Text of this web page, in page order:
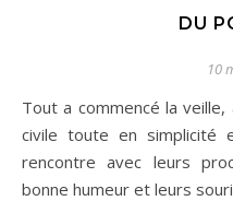
DU
10
Tout a commencé la veille, à Antibes, avec une cérémonie
civile toute en simplicité
rencontre avec leurs
bonne humeur et leurs